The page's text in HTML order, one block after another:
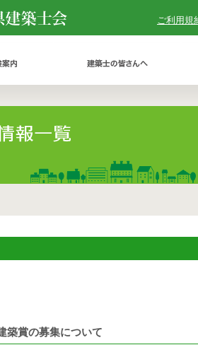
ご利用規
築賞の募集について